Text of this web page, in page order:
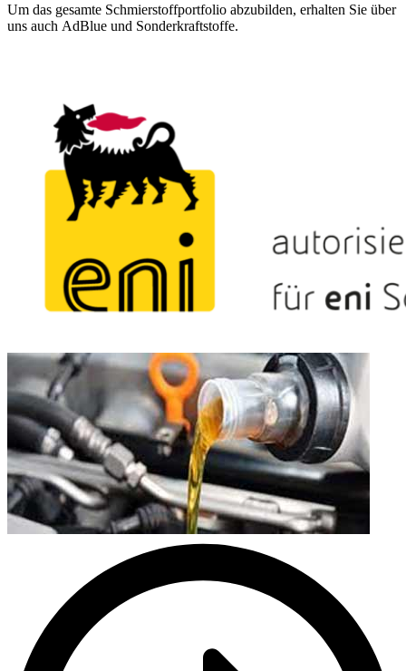
Um das gesamte Schmierstoffportfolio abzubilden, erhalten Sie über
uns auch AdBlue und Sonderkraftstoffe.